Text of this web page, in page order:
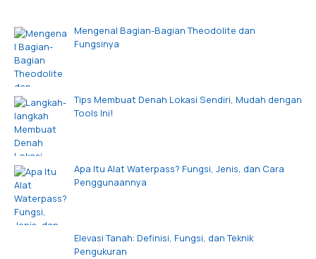
Mengenal Bagian-Bagian Theodolite dan
Fungsinya
Tips Membuat Denah Lokasi Sendiri, Mudah dengan
Tools Ini!
Apa Itu Alat Waterpass? Fungsi, Jenis, dan Cara
Penggunaannya
Elevasi Tanah: Definisi, Fungsi, dan Teknik
Pengukuran